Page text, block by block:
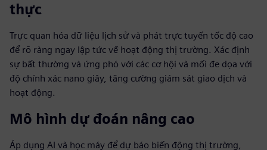
thực
Trực quan hóa dữ liệu lịch sử và phát trực tuyến tốc độ cao
để rõ ràng ngay lập tức về hoạt động thị trường. Xác định
sự bất thường và ứng phó với các cơ hội và mối đe dọa với
độ chính xác nano giây, tăng cường giám sát giao dịch và
hoạt động.
Mô hình dự đoán nâng cao
Áp dụng AI và học máy để dự báo biến động thị trường,